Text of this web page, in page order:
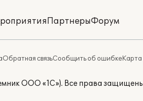
ПартнерыФорум
Обратная связьСообщить об ошибке
ООО «1С»). Все права